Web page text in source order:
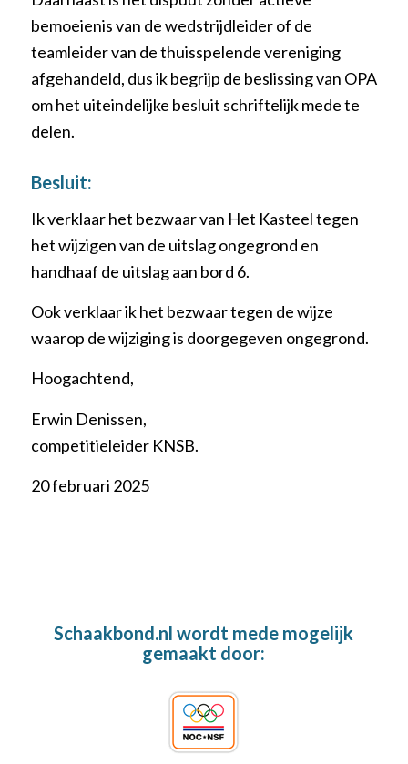
bemoeienis van de wedstrijdleider of de
teamleider van de thuisspelende vereniging
afgehandeld, dus ik begrijp de beslissing van OPA
om het uiteindelijke besluit schriftelijk mede te
delen.
Besluit:
Ik verklaar het bezwaar van Het Kasteel tegen
het wijzigen van de uitslag ongegrond en
handhaaf de uitslag aan bord 6.
Ook verklaar ik het bezwaar tegen de wijze
waarop de wijziging is doorgegeven ongegrond.
Hoogachtend,
Erwin Denissen,
competitieleider KNSB.
20 februari 2025
Schaakbond.nl wordt mede mogelijk
gemaakt door: